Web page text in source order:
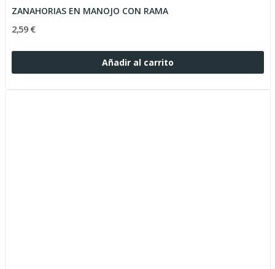
ZANAHORIAS EN MANOJO CON RAMA
2,59 €
Añadir al carrito